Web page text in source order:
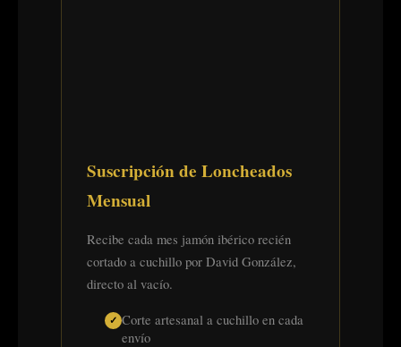
Suscripción de Loncheados
Mensual
Recibe cada mes jamón ibérico recién
cortado a cuchillo por David González,
directo al vacío.
Corte artesanal a cuchillo en cada
envío